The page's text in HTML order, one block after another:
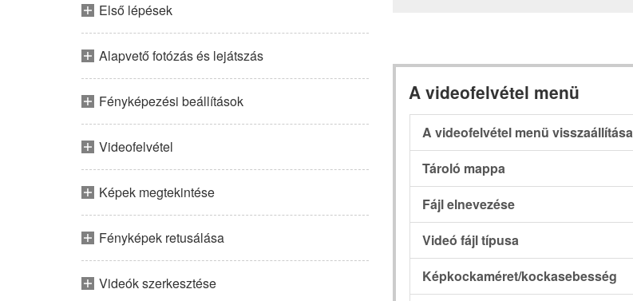
Első lépések
Alapvető fotózás és lejátszás
Fényképezési beállítások
Videofelvétel
Képek megtekintése
Fényképek retusálása
Videók szerkesztése
A videofelvétel menü
A videofelvétel menü visszaállítása
Tároló mappa
Fájl elnevezése
Videó fájl típusa
Képkockaméret/kockasebesség